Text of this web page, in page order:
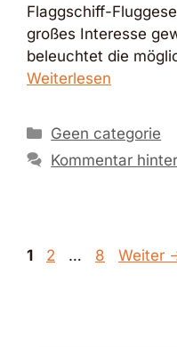
Flaggschiff-
großes Interesse
beleuchtet die
Weiterlesen
Kategorien
Geen categorie
Kommentar
Seite
1 Seite
2 … Seite
8 Weiter